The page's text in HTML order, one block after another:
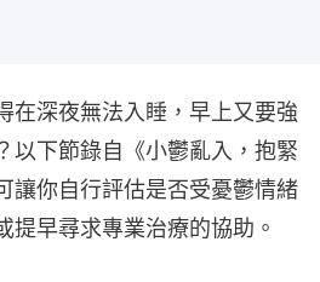
在深夜無法入睡，早上又要強
以下節錄自《小鬱亂入，抱緊
讓你自行評估是否受憂鬱情緒
提早尋求專業治療的協助。